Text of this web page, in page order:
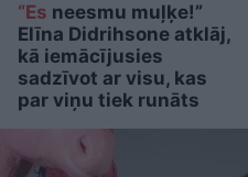
“Es neesmu muļķe!”
Elīna Didrihsone atklāj,
kā iemācījusies
sadzīvot ar visu, kas
par viņu tiek runāts